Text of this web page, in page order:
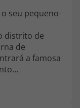
seu pequeno-
distrito de
de
a famosa
qual poderá